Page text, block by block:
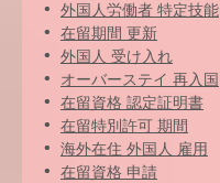
外国人労働者 特定技能
在留期間 更新
外国人 受け入れ
オーバーステイ 再入国
在留資格 認定証明書
在留特別許可 期間
海外在住 外国人 雇用
在留資格 申請